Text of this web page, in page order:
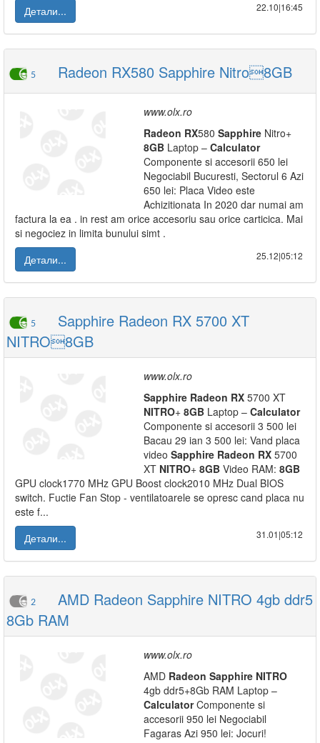
Детали...
22.10|16:45
5 Radeon RX580 Sapphire Nitro8GB
www.olx.ro
Radeon RX580 Sapphire Nitro+
8GB Laptop – Calculator
Componente si accesorii 650 lei
Negociabil Bucuresti, Sectorul 6 Azi
650 lei: Placa Video este
Achizitionata In 2020 dar numai am
factura la ea . in rest am orice accesoriu sau orice carticica. Mai
si negociez in limita bunului simt .
Детали...
25.12|05:12
5
Sapphire Radeon RX 5700 XT
NITRO8GB
www.olx.ro
Sapphire Radeon RX 5700 XT
NITRO+ 8GB Laptop – Calculator
Componente si accesorii 3 500 lei
Bacau 29 ian 3 500 lei: Vand placa
video Sapphire Radeon RX 5700
XT NITRO+ 8GB Video RAM: 8GB
GPU clock1770 MHz GPU Boost clock2010 MHz Dual BIOS
switch. Fuctie Fan Stop - ventilatoarele se opresc cand placa nu
este f...
Детали...
31.01|05:12
2
AMD Radeon Sapphire NITRO 4gb ddr5
8Gb RAM
www.olx.ro
AMD Radeon Sapphire NITRO
4gb ddr5+8Gb RAM Laptop –
CalculatorComponente si
accesorii 950 lei Negociabil
Fagaras Azi 950 lei: Jocuri!